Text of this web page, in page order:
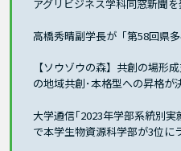
アグリビジネス学科同窓新聞
高橋秀晴副学長が「第58回県
【ソウゾウの森】共創の場形
の地域共創･本格型への昇格が
大学通信｢2023年学部系統別実
で本学生物資源科学部が3位に